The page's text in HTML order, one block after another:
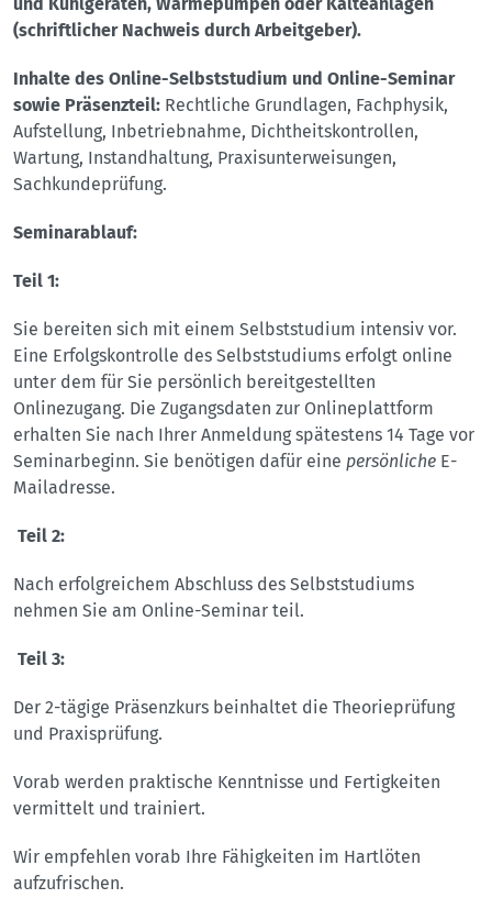
(schriftlicher Nachweis durch Arbeitgeber).
Inhalte des Online-Selbststudium und Online-Seminar
sowie Präsenzteil: Rechtliche Grundlagen, Fachphysik,
Aufstellung, Inbetriebnahme, Dichtheitskontrollen,
Wartung, Instandhaltung, Praxisunterweisungen,
Sachkundeprüfung.
Seminarablauf:
Teil 1:
Sie bereiten sich mit einem Selbststudium intensiv vor.
Eine Erfolgskontrolle des Selbststudiums erfolgt online
unter dem für Sie persönlich bereitgestellten
Onlinezugang. Die Zugangsdaten zur Onlineplattform
erhalten Sie nach Ihrer Anmeldung spätestens 14 Tage vor
Seminarbeginn. Sie benötigen dafür eine persönliche E-
Mailadresse.
Teil 2:
Nach erfolgreichem Abschluss des Selbststudiums
nehmen Sie am Online-Seminar teil.
Teil 3:
Der 2-tägige Präsenzkurs beinhaltet die Theorieprüfung
und Praxisprüfung.
Vorab werden praktische Kenntnisse und Fertigkeiten
vermittelt und trainiert.
Wir empfehlen vorab Ihre Fähigkeiten im Hartlöten
aufzufrischen.